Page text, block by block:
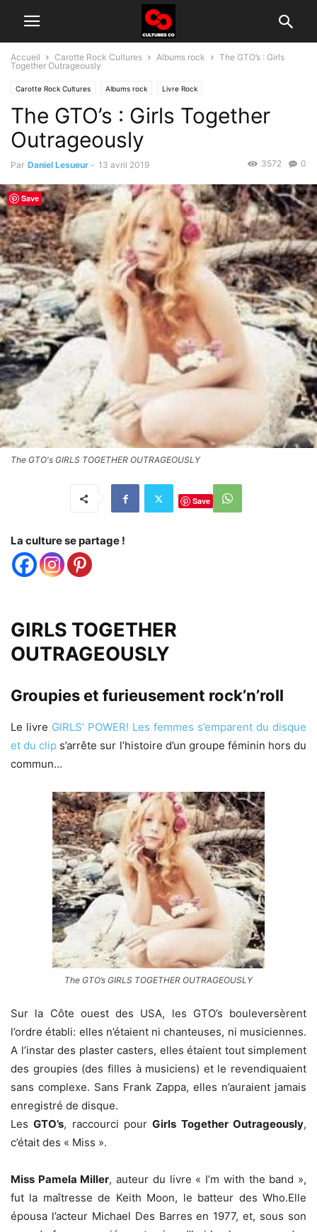
Accueil Carotte Rock Cultures Albums rock
The GTO’s : Girls
Together Outrageously
Carotte Rock Cultures Albums rock Livre Rock
The GTO’s : Girls Together
Outrageously
Par Daniel Lesueur - 13 avril 2019 0
3572
The GTO's GIRLS TOGETHER OUTRAGEOUSLY
Save
La culture se partage !
GIRLS TOGETHER
OUTRAGEOUSLY
Groupies et furieusement rock’n’roll
Le livre GIRLS’ POWER! Les femmes s’emparent du disque
et du clip s’arrête sur l’histoire d’un groupe féminin hors du
commun…
The GTO’s GIRLS TOGETHER OUTRAGEOUSLY
Sur la Côte ouest des USA, les GTO’s bouleversèrent
l’ordre établi: elles n’étaient ni chanteuses, ni musiciennes.
A l’instar des plaster casters, elles étaient tout simplement
des groupies (des filles à musiciens) et le revendiquaient
sans complexe. Sans Frank Zappa, elles n’auraient jamais
enregistré de disque.
LesGTO’s, raccourci pourGirls Together Outrageously,
c’était des « Miss ».
Miss Pamela Miller, auteur du livre « I’m with the band »,
fut la maîtresse de Keith Moon, le batteur des Who.Elle
épousa l’acteur Michael Des Barres en 1977, et, sous son
Save